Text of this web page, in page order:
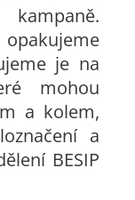
je na
mohou
a kolem,
a
BESIP